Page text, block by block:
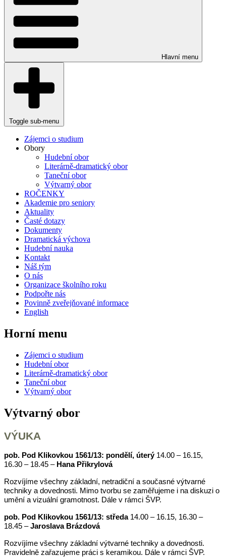
Hlavní menu
Toggle sub-menu
Zájemci o studium
Obory
Hudební obor
Literárně-dramatický obor
Taneční obor
Výtvarný obor
ROČENKY
Akademie pro seniory
Aktuality
Časté dotazy
Dokumenty
Dramatická výchova
Hudební nauka
Kontakt
Náš tým
O nás
Organizace školního roku
Podpořte nás
Povinně zveřejňované informace
English
Horní menu
Zájemci o studium
Hudební obor
Literárně-dramatický obor
Taneční obor
Výtvarný obor
Výtvarný obor
VÝUKA
pob. Pod Klikovkou 1561/13: pondělí, úterý14.00 – 16.15,
16.30 – 18.45 – Hana Přikrylová
Rozvíjíme všechny základní, netradiční a současné výtvarné
techniky a dovednosti. Mimo tvorbu se zaměřujeme i na diskuzi o
umění a vizuální gramotnost. Dále v rámci ŠVP.
pob. Pod Klikovkou 1561/13: středa14.00 – 16.15, 16.30 –
18.45 –Jaroslava Brázdová
Rozvíjíme všechny základní výtvarné techniky a dovednosti.
Pravidelně zařazujeme práci s keramikou. Dále v rámci ŠVP.